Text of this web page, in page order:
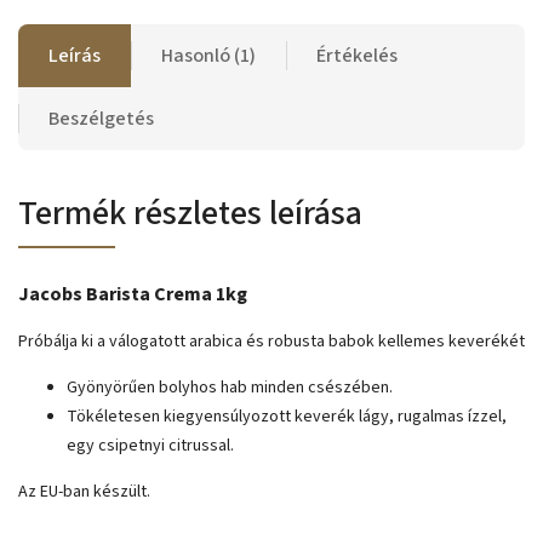
Leírás Hasonló (1) Értékelés
Beszélgetés
Termék részletes leírása
Jacobs Barista Crema 1kg
Próbálja ki a válogatott arabica és robusta babok kellemes keverékét
Gyönyörűen bolyhos hab minden csészében.
Tökéletesen kiegyensúlyozott keverék lágy, rugalmas ízzel,
egy csipetnyi citrussal.
Az EU-ban készült.